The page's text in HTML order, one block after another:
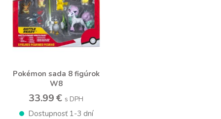
Pokémon sada 8 figúrok
W8
33.99 € s DPH
Dostupnosť 1-3 dní